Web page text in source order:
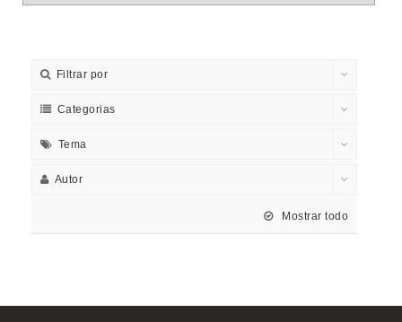
Filtrar por
Categorias
Tema
Autor
Mostrar todo